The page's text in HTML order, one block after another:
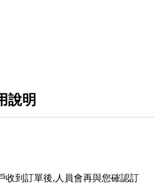
說明
收到訂單後,人員會再與您確認訂